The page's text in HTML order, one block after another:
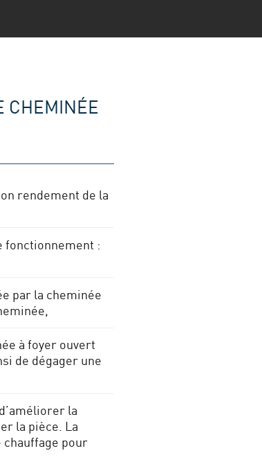
CHEMINÉE
rendement de la
fonctionnement :
par la cheminée
à foyer ouvert
de dégager une
la
la pièce. La
pour